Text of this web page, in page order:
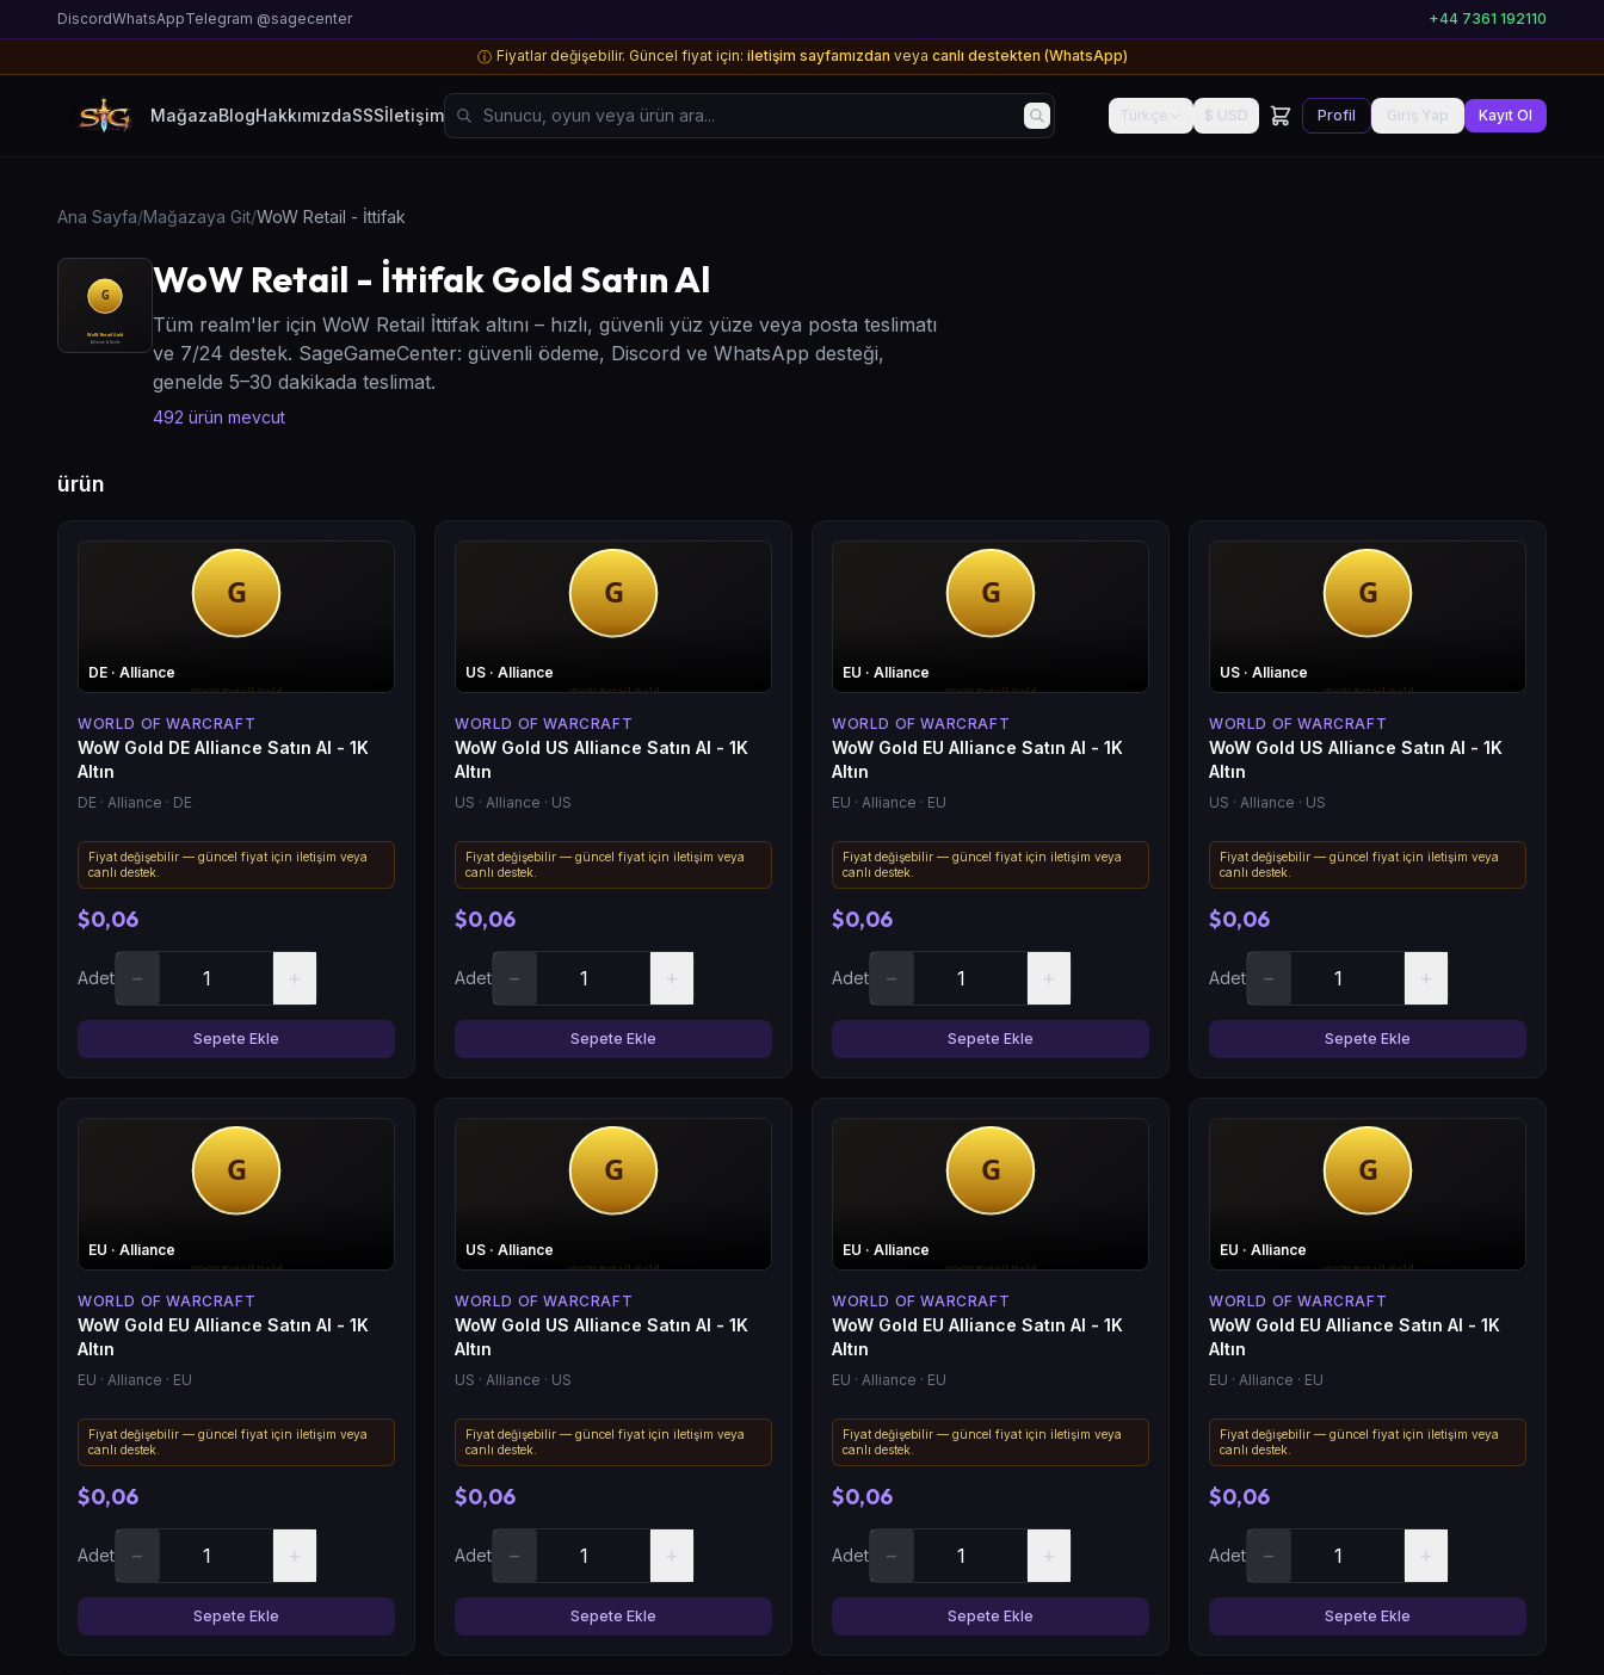
DiscordWhatsAppTelegram @sagecenter +44 7361 192110
ⓘ Fiyatlar değişebilir. Güncel fiyat için: iletişim sayfamızdan veya canlı destekten (WhatsApp)
MağazaBlogHakkımızdaSSSİletişimSunucu, oyun veya ürün ara... Türkçe $ USD Profil Giriş Yap Kayıt Ol
Ana Sayfa/Mağazaya Git/WoW Retail - İttifak
WoW Retail - İttifak Gold Satın Al
Tüm realm'ler için WoW Retail İttifak altını – hızlı, güvenli yüz yüze veya posta teslimatı
ve 7/24 destek. SageGameCenter: güvenli ödeme, Discord ve WhatsApp desteği,
genelde 5–30 dakikada teslimat.
492 ürün mevcut
ürün
DE · Alliance
WORLD OF WARCRAFT
WoW Gold DE Alliance Satın Al - 1K
Altın
DE · Alliance · DE
Fiyat değişebilir — güncel fiyat için iletişim veya
canlı destek.
$0,06
Adet − +
Sepete Ekle
US · Alliance
WORLD OF WARCRAFT
WoW Gold US Alliance Satın Al - 1K
Altın
US · Alliance · US
Fiyat değişebilir — güncel fiyat için iletişim veya
canlı destek.
$0,06
Adet − +
Sepete Ekle
EU · Alliance
WORLD OF WARCRAFT
WoW Gold EU Alliance Satın Al - 1K
Altın
EU · Alliance · EU
Fiyat değişebilir — güncel fiyat için iletişim veya
canlı destek.
$0,06
Adet − +
Sepete Ekle
US · Alliance
WORLD OF WARCRAFT
WoW Gold US Alliance Satın Al - 1K
Altın
US · Alliance · US
Fiyat değişebilir — güncel fiyat için iletişim veya
canlı destek.
$0,06
Adet − +
Sepete Ekle
EU · Alliance
WORLD OF WARCRAFT
WoW Gold EU Alliance Satın Al - 1K
Altın
EU · Alliance · EU
Fiyat değişebilir — güncel fiyat için iletişim veya
canlı destek.
$0,06
Adet − +
Sepete Ekle
US · Alliance
WORLD OF WARCRAFT
WoW Gold US Alliance Satın Al - 1K
Altın
US · Alliance · US
Fiyat değişebilir — güncel fiyat için iletişim veya
canlı destek.
$0,06
Adet − +
Sepete Ekle
EU · Alliance
WORLD OF WARCRAFT
WoW Gold EU Alliance Satın Al - 1K
Altın
EU · Alliance · EU
Fiyat değişebilir — güncel fiyat için iletişim veya
canlı destek.
$0,06
Adet − +
Sepete Ekle
EU · Alliance
WORLD OF WARCRAFT
WoW Gold EU Alliance Satın Al - 1K
Altın
EU · Alliance · EU
Fiyat değişebilir — güncel fiyat için iletişim veya
canlı destek.
$0,06
Adet − +
Sepete Ekle